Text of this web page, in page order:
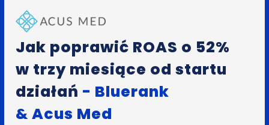
Jak poprawić ROAS o 52%
w trzy miesiące od startu
działań - Bluerank
& Acus Med